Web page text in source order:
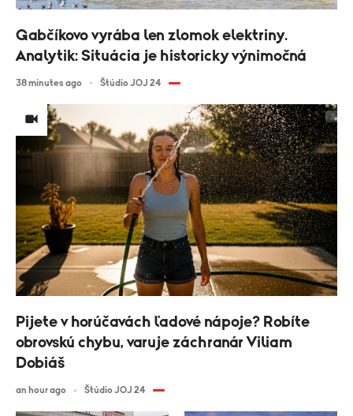
Gabčíkovo vyrába len zlomok elektriny.
Analytik: Situácia je historicky výnimočná
38 minutes ago Štúdio JOJ 24
Pijete v horúčavách ľadové nápoje? Robíte
obrovskú chybu, varuje záchranár Viliam
Dobiáš
an hour ago Štúdio JOJ 24